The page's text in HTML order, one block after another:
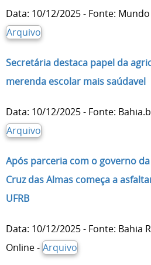
Data: 10/12/2025 - Fonte:
Arquivo
Secretária destaca papel da
merenda escolar mais saúdavel
Data: 10/12/2025 - Fonte:
Arquivo
Após parceria com o governo
Cruz das Almas começa a
UFRB
Data: 10/12/2025 - Fonte: Bahia
Online - Arquivo